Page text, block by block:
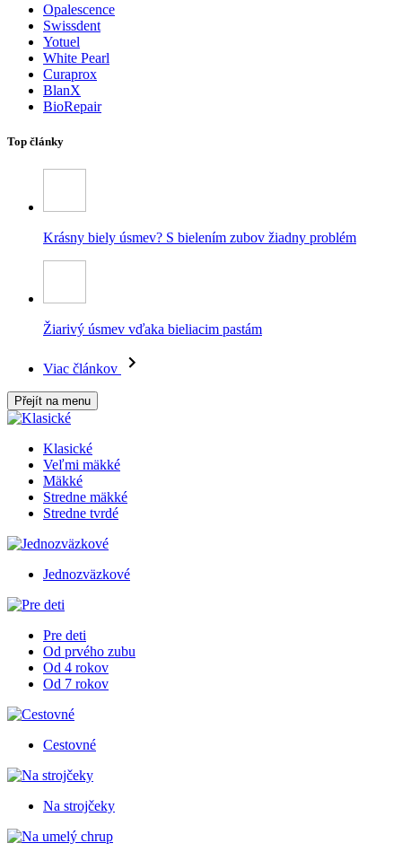
Opalescence
Swissdent
Yotuel
White Pearl
Curaprox
BlanX
BioRepair
Top články
Krásny biely úsmev? S bielením zubov žiadny problém
Žiarivý úsmev vďaka bieliacim pastám
Viac článkov
Přejít na menu
Klasické
Veľmi mäkké
Mäkké
Stredne mäkké
Stredne tvrdé
Jednozväzkové
Pre deti
Od prvého zubu
Od 4 rokov
Od 7 rokov
Cestovné
Na strojčeky